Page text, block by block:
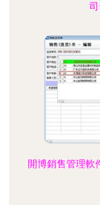
開博銷售管理軟